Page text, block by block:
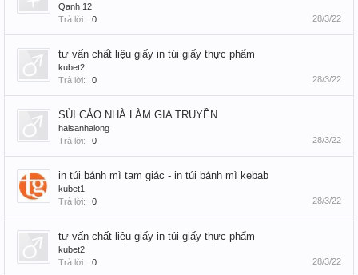
Qanh 12
Trả lời:
0 28/3/22
tư vấn chất liệu giấy in túi giấy thực phẩm
kubet2
Trả lời:
0 28/3/22
SỦI CẢO NHÀ LÀM GIA TRUYỀN
haisanhalong
Trả lời:
0 28/3/22
in túi bánh mì tam giác - in túi bánh mì kebab
kubet1
Trả lời:
0 28/3/22
tư vấn chất liệu giấy in túi giấy thực phẩm
kubet2
Trả lời:
0 28/3/22